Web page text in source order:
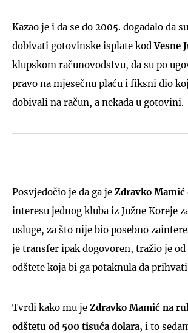
Kazao je i da se do 2005. događalo da
dobivati gotovinske isplate kodVesne
klupskom računovodstvu, da su po
pravo na mjesečnu plaću i fiksni dio
dobivali na račun, a nekada u gotovini.
Posvjedočio je da ga je Zdravko Mamić
interesu jednog kluba iz Južne Koreje
usluge, za što nije bio posebno
je transfer ipak dogovoren, tražio je
odštete koja bi ga potaknula da
Tvrdi kako mu je Zdravko Mamić na
odštetu od 500 tisuća dolara, i to